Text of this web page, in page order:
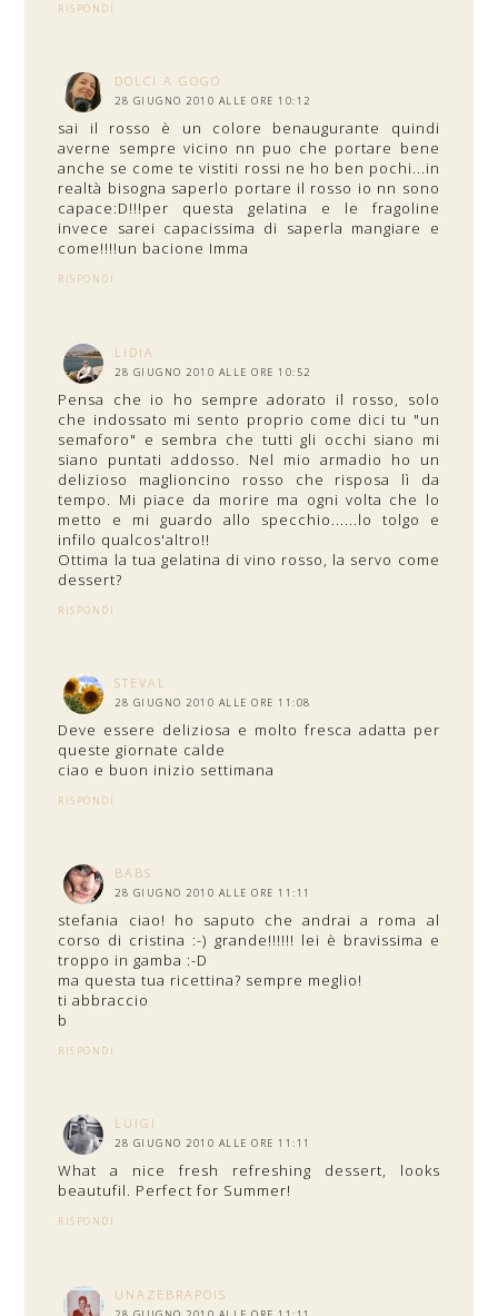
RISPONDI
DOLCI A GOGO
28 GIUGNO 2010 ALLE ORE 10:12
sai il rosso è un colore benaugurante quindi
averne sempre vicino nn puo che portare bene
anche se come te vistiti rossi ne ho ben pochi...in
realtà bisogna saperlo portare il rosso io nn sono
capace:D!!!per questa gelatina e le fragoline
invece sarei capacissima di saperla mangiare e
come!!!!un bacione Imma
RISPONDI
LIDIA
28 GIUGNO 2010 ALLE ORE 10:52
Pensa che io ho sempre adorato il rosso, solo
che indossato mi sento proprio come dici tu "un
semaforo" e sembra che tutti gli occhi siano mi
siano puntati addosso. Nel mio armadio ho un
delizioso maglioncino rosso che risposa lì da
tempo. Mi piace da morire ma ogni volta che lo
metto e mi guardo allo specchio......lo tolgo e
infilo qualcos'altro!!
Ottima la tua gelatina di vino rosso, la servo come
dessert?
RISPONDI
STEVAL
28 GIUGNO 2010 ALLE ORE 11:08
Deve essere deliziosa e molto fresca adatta per
queste giornate calde
ciao e buon inizio settimana
RISPONDI
BABS
28 GIUGNO 2010 ALLE ORE 11:11
stefania ciao! ho saputo che andrai a roma al
corso di cristina :-) grande!!!!!! lei è bravissima e
troppo in gamba :-D
ma questa tua ricettina? sempre meglio!
ti abbraccio
b
RISPONDI
LUIGI
28 GIUGNO 2010 ALLE ORE 11:11
What a nice fresh refreshing dessert, looks
beautufil. Perfect for Summer!
RISPONDI
UNAZEBRAPOIS